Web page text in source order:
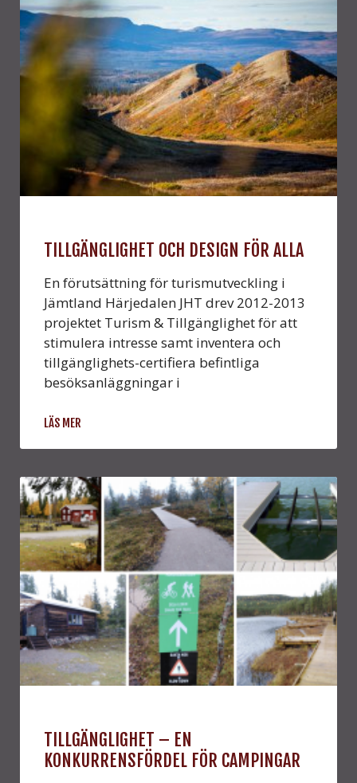
TILLGÄNGLIGHET OCH DESIGN FÖR ALLA
En förutsättning för turismutveckling i
Jämtland Härjedalen JHT drev 2012-2013
projektet Turism & Tillgänglighet för att
stimulera intresse samt inventera och
tillgänglighets-certifiera befintliga
besöksanläggningar i
LÄS MER
TILLGÄNGLIGHET – EN
KONKURRENSFÖRDEL FÖR CAMPINGAR